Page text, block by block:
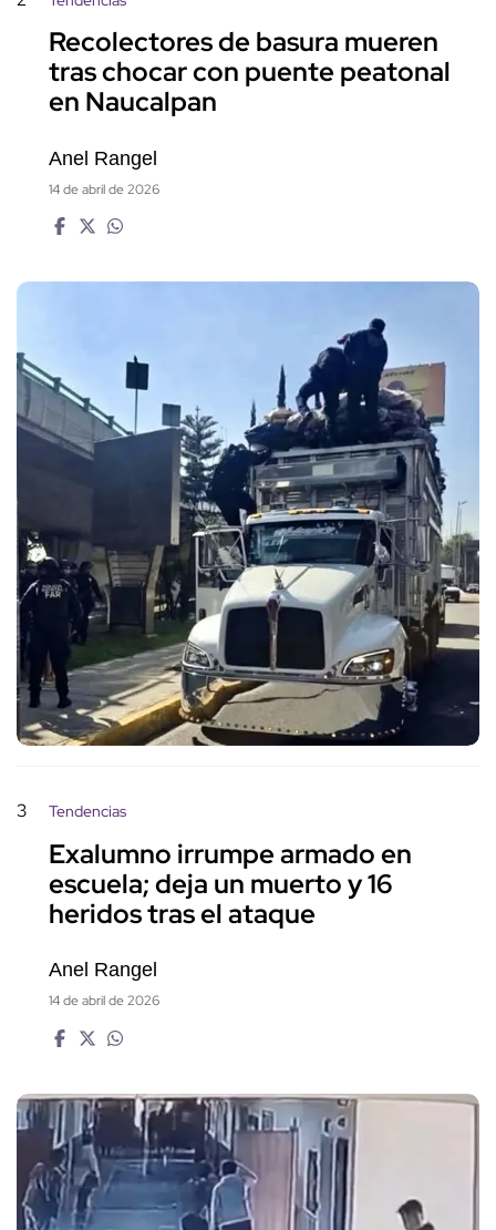
Recolectores de basura mueren
tras chocar con puente peatonal
en Naucalpan
Anel Rangel
14 de abril de 2026
3 Tendencias
Exalumno irrumpe armado en
escuela; deja un muerto y 16
heridos tras el ataque
Anel Rangel
14 de abril de 2026